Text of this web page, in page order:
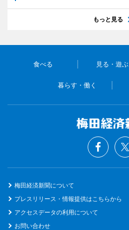
もっと見る
食べる 見る・遊ぶ
暮らす・働く
梅田経済新聞について
プレスリリース・情報提供はこちらから
アクセスデータの利用について
お問い合わせ